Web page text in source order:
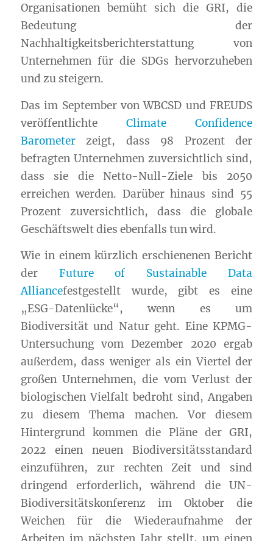
Organisationen bemüht sich dieGRI, die
Bedeutung der
Nachhaltigkeitsberichterstattung von
Unternehmen für die SDGs hervorzuheben
und zu steigern.
Das im September von WBCSD und FREUDS
veröffentlichte Climate Confidence
Barometerzeigt, dass 98 Prozent der
befragten Unternehmen zuversichtlich sind,
dass sie die Netto-Null-Ziele bis 2050
erreichen werden. Darüber hinaus sind 55
Prozent zuversichtlich, dass die globale
Geschäftswelt dies ebenfalls tun wird.
Wie in einem kürzlich erschienenen Bericht
der Future of Sustainable Data
Alliancefestgestellt wurde, gibt es eine
„ESG-Datenlücke“, wenn es um
Biodiversitätund Natur geht. Eine KPMG-
Untersuchung vom Dezember 2020 ergab
außerdem, dass weniger als ein Viertel der
großen Unternehmen, die vom Verlust der
biologischen Vielfalt bedroht sind, Angaben
zu diesem Thema machen. Vor diesem
Hintergrund kommen die Pläne derGRI,
2022 einen neuen Biodiversitätsstandard
einzuführen, zur rechten Zeit und sind
dringend erforderlich, während die UN-
Biodiversitätskonferenz im Oktober die
Weichen für die Wiederaufnahme der